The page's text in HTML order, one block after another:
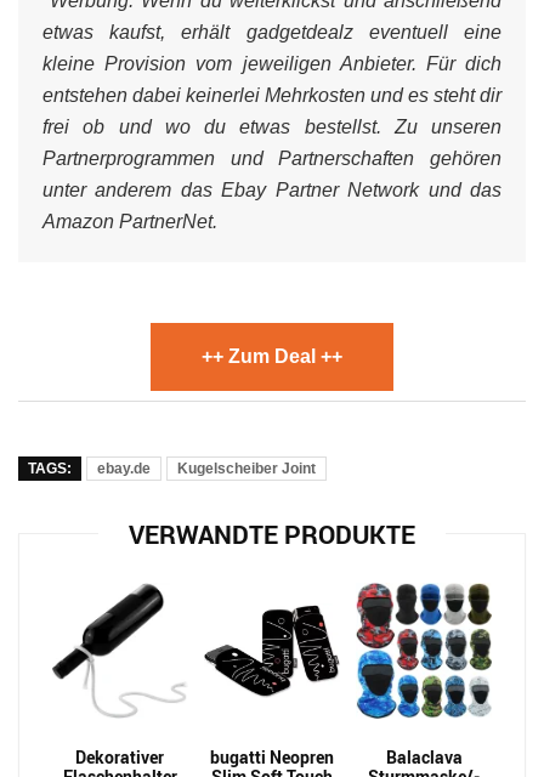
etwas kaufst, erhält gadgetdealz eventuell eine
kleine Provision vom jeweiligen Anbieter. Für dich
entstehen dabei keinerlei Mehrkosten und es steht dir
frei ob und wo du etwas bestellst. Zu unseren
Partnerprogrammen und Partnerschaften gehören
unter anderem das Ebay Partner Network und das
Amazon PartnerNet.
++ Zum Deal ++
TAGS: ebay.de Kugelscheiber Joint
VERWANDTE PRODUKTE
Dekorativer
bugatti Neopren
Balaclava